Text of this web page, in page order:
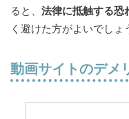
ると、 法律に抵触する恐
く避けた方がよいでしょ
動画サイトのデメ